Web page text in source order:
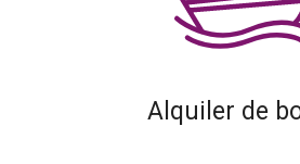
Alquiler de